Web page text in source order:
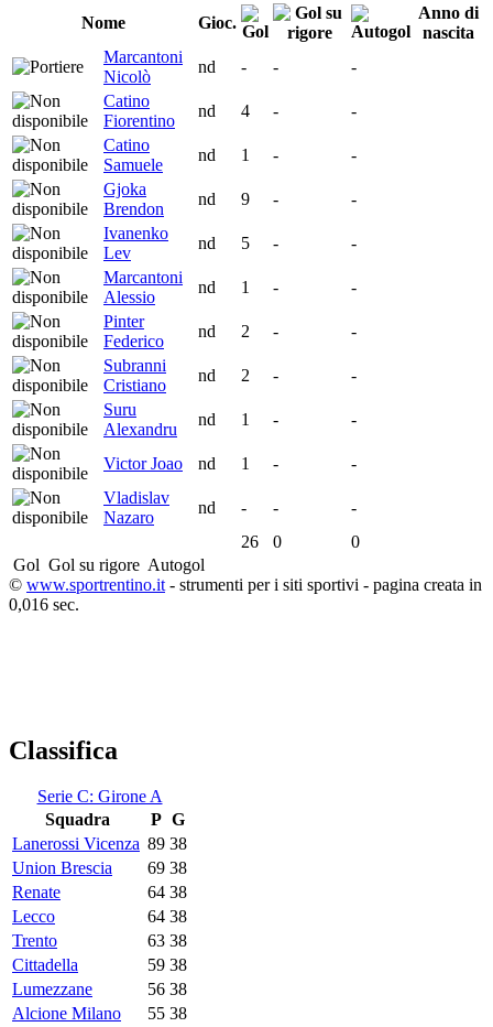
Nome
Gioc.
Anno di
nascita
Marcantoni
Nicolò
nd - -
-
Catino
Fiorentino
nd 4 -
-
Catino
Samuele
nd 1 -
-
Gjoka
Brendon
nd 9 -
-
Ivanenko
Lev
nd 5 -
-
Marcantoni
Alessio
nd 1 -
-
Pinter
Federico
nd 2 -
-
Subranni
Cristiano
nd 2 -
-
Suru
Alexandru
nd 1 - -
Victor Joao nd 1 -
-
Vladislav
Nazaro
nd - -
-
26
0
0
Gol Gol su rigore Autogol
© www.sportrentino.it - strumenti per i siti sportivi - pagina creata in
0,016 sec.
Classifica
Serie C: Girone A
Squadra
P G
Lanerossi Vicenza 89 38
Union Brescia
69 38
Renate
64 38
Lecco
64 38
Trento
63 38
Cittadella
59 38
Lumezzane
56 38
Alcione Milano
55 38